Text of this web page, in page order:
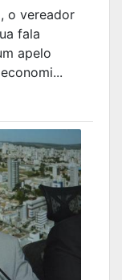
o vereador
fala
apelo